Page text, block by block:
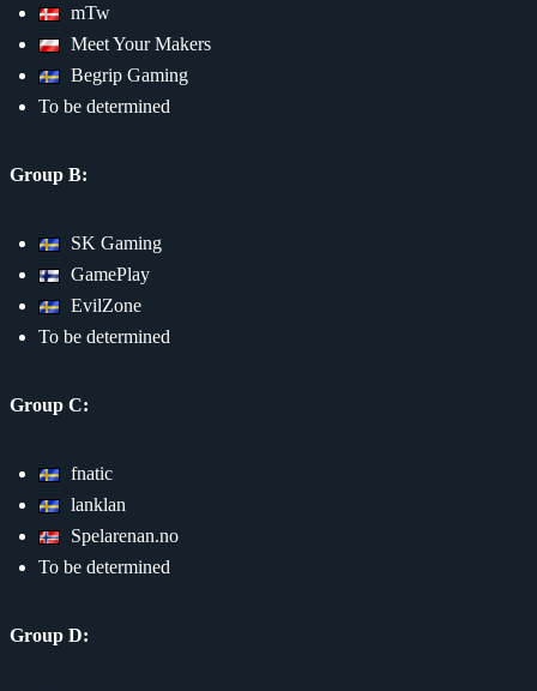
mTw
Meet Your Makers
Begrip Gaming
To be determined
Group B:
SK Gaming
GamePlay
EvilZone
To be determined
Group C:
fnatic
lanklan
Spelarenan.no
To be determined
Group D: